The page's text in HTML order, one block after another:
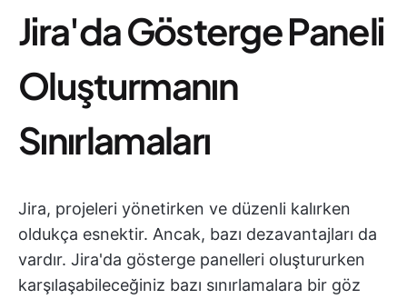
Jira'da Gösterge Paneli
Oluşturmanın
Sınırlamaları
Jira, projeleri yönetirken ve düzenli kalırken
oldukça esnektir. Ancak, bazı dezavantajları da
vardır. Jira'da gösterge panelleri oluştururken
karşılaşabileceğiniz bazı sınırlamalara bir göz